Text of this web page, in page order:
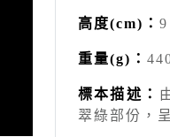
高度(cm)： 9
重量(g)：
標本描述：
翠綠部份，